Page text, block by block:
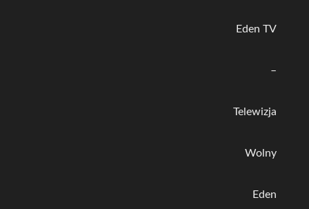
Eden TV
–
Telewizja
Wolny
Eden